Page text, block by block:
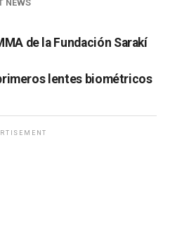
NEWS
de la Fundación Sarakí
lentes biométricos